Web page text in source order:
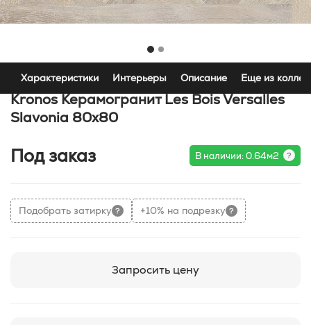
Характеристики Интерьеры Описание Еще из
Kronos Керамогранит Les Bois Versalles
Slavonia 80x80
Под заказ В наличии: 0.64м2
Подобрать затирку +10% на подрезку
Запросить цену